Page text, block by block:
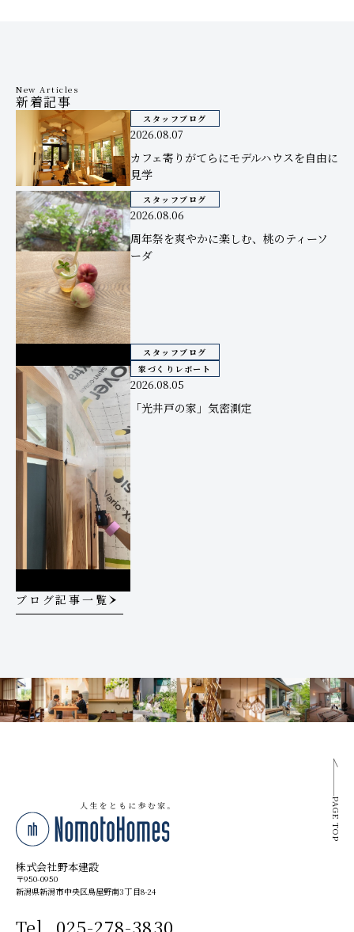
New Articles
新着記事
ブログ記事一覧
スタッフブログ
2026.08.07
カフェ寄りがてらにモデルハウスを自由に
見学
スタッフブログ
2026.08.06
周年祭を爽やかに楽しむ、桃のティーソ
ーダ
スタッフブログ
家づくりレポート
2026.08.05
「光井戸の家」気密測定
株式会社野本建設
〒950-0950
新潟県新潟市中央区鳥屋野南3丁目8-24
PAGE TOP